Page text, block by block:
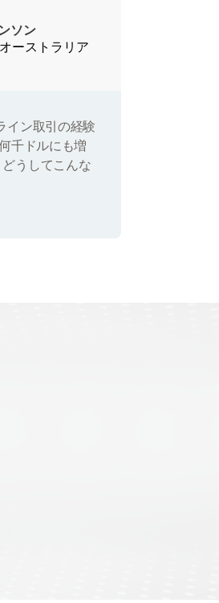
ソン
ーストラリア
イン取引の経験
千ドルにも増
うしてこんな